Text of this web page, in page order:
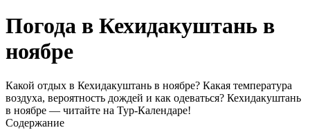
Погода в Кехидакуштань в
ноябре
Какой отдых в Кехидакуштань в ноябре? Какая температура
воздуха, вероятность дождей и как одеваться? Кехидакуштань
в ноябре — читайте на Тур-Календаре!
Содержание